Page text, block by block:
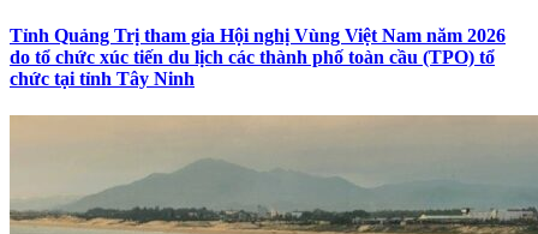
Tỉnh Quảng Trị tham gia Hội nghị Vùng Việt Nam năm 2026
do tổ chức xúc tiến du lịch các thành phố toàn cầu (TPO) tổ
chức tại tỉnh Tây Ninh